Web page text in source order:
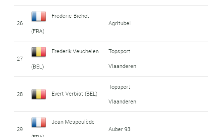
26
Frederic Bichot
(FRA)
Agritubel
27
Frederik Veuchelen
(BEL)
Topsport
Vlaanderen
28 Evert Verbist (BEL)
Topsport
Vlaanderen
29
Jean Mespoulède
Auber 93